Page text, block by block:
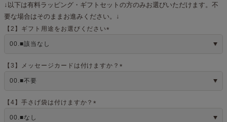
↓以下は有料ラッピング・ギフトセットの方のみお選びいただけます。不
要な場合はそのままお進みください。↓
【2】ギフト用途をお選びください
)
【3】メッセージカードは付けますか？
【4】手さげ袋は付けますか？